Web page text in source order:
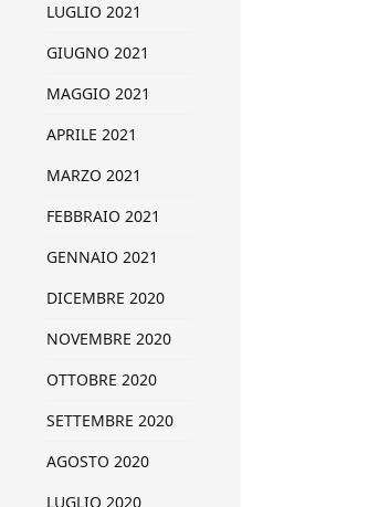
LUGLIO 2021
GIUGNO 2021
MAGGIO 2021
APRILE 2021
MARZO 2021
FEBBRAIO 2021
GENNAIO 2021
DICEMBRE 2020
NOVEMBRE 2020
OTTOBRE 2020
SETTEMBRE 2020
AGOSTO 2020
LUGLIO 2020